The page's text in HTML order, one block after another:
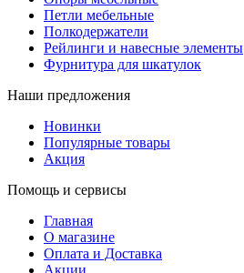
Петли мебельные
Полкодержатели
Рейлинги и навесные элементы
Фурнитура для шкатулок
Наши предложения
Новинки
Популярные товары
Акция
Помощь и сервисы
Главная
О магазине
Оплата и Доставка
Акции